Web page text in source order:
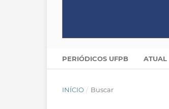
PERIÓDICOS UFPB ATUAL
INÍCIO / Buscar